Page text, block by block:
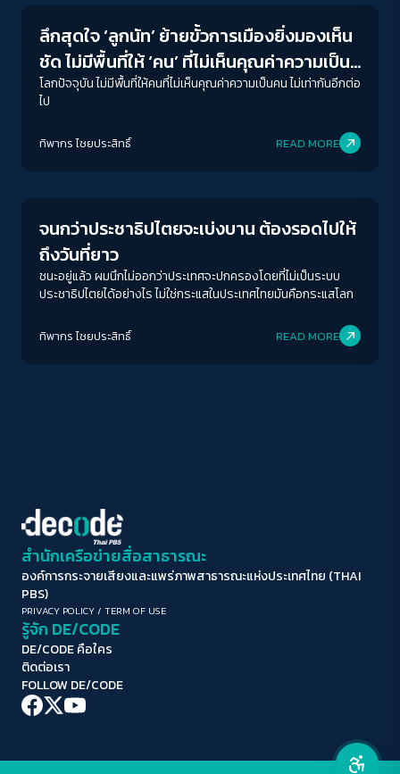
ลึกสุดใจ ‘ลูกนัท’ ย้ายขั้วการเมืองยิ่งมองเห็น
ชัด ไม่มีพื้นที่ให้ ‘คน’ ที่ไม่เห็นคุณค่าความเป็น
“คนไม่เท่ากัน”
โลกปัจจุบัน ไม่มีพื้นที่ให้คนที่ไม่เห็นคุณค่าความเป็นคน ไม่เท่ากันอีกต่อ
ไป
ทิพากร ไชย​ประสิทธิ์​ READ MORE
จนกว่าประชาธิปไตยจะเบ่งบาน ต้องรอดไปให้
ถึงวันที่ยาว
ชนะอยู่แล้ว ผมนึกไม่ออกว่าประเทศจะปกครองโดยที่ไม่เป็นระบบ
ประชาธิปไตยได้อย่างไร ไม่ใช่กระแสในประเทศไทยมันคือกระแสโลก
ทิพากร ไชย​ประสิทธิ์​ READ MORE
สำนักเครือข่ายสื่อสาธารณะ
องค์การกระจายเสียงและแพร่ภาพสาธารณะแห่งประเทศไทย (THAI
PBS)
PRIVACY POLICY/ TERM OF USE
รู้จัก DE/CODE
DE/CODE คือใคร
ติดต่อเรา
FOLLOW DE/CODE
ขนาดตัวอักษร
ระยะห่างข้อความ
ปกติ มากที่สุด
ฟอนต์อ่านง่าย
เน้นลิงก์
เน้นกรอบ Focus